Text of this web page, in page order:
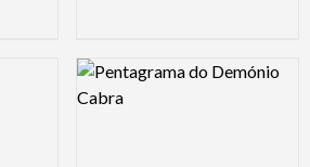
Logo Preview Image